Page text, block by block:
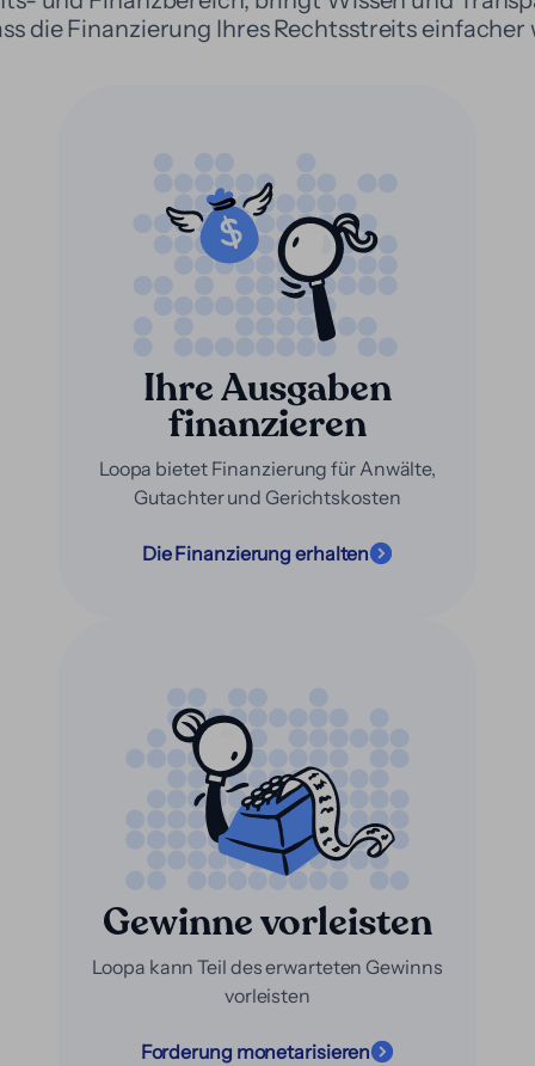
die Finanzierung Ihres Rechtsstreits einfacher
Ihre Ausgaben
finanzieren
Loopa bietet Finanzierung für Anwälte,
Gutachter und Gerichtskosten
Die Finanzierung erhalten
Gewinne vorleisten
Loopa kann Teil des erwarteten Gewinns
vorleisten
Forderung monetarisieren